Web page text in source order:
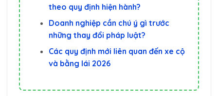
theo quy định hiện hành?
Doanh nghiệp cần chú ý gì trước
những thay đổi pháp luật?
Các quy định mới liên quan đến xe cộ
và bằng lái 2026